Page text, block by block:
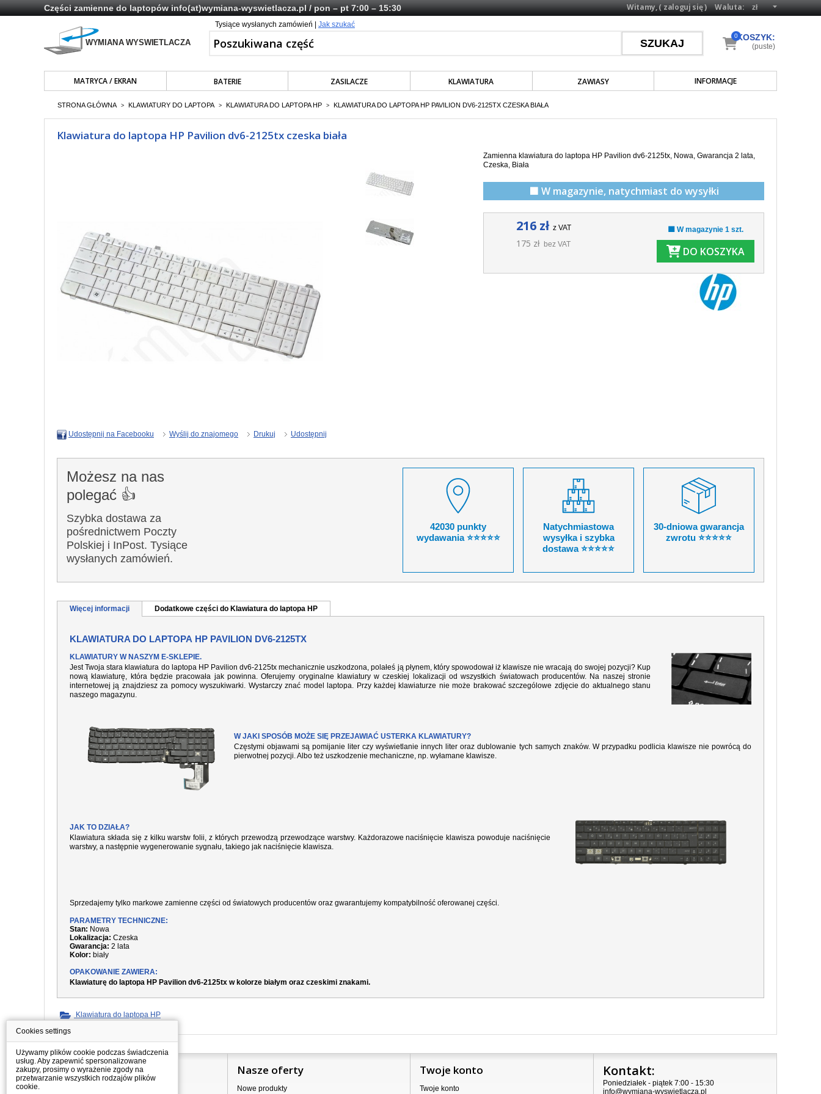
Części zamienne do laptopówinfo(at)wymiana-wyswietlacza.pl/ pon – pt 7:00 – 15:30 Waluta:
Witamy, (zaloguj się)
Tysiące wysłanych zamówień | Jak szukać
MATRYCA / EKRAN BATERIE ZASILACZE KLAWIATURA ZAWIASY INFORMACJE
KOSZYK:
0
(puste)
STRONA GŁÓWNA > KLAWIATURY DO LAPTOPA > KLAWIATURA DO LAPTOPA HP > KLAWIATURA DO LAPTOPA HP PAVILION DV6-2125TX CZESKA BIAŁA
Klawiatura do laptopa HP Pavilion dv6-2125tx czeska biała
Zamienna klawiatura do laptopa HP Pavilion dv6-2125tx, Nowa, Gwarancja 2 lata,
Czeska, Biała
🟩 W magazynie, natychmiast do wysyłki
216 zł z VAT
175 zł bez VAT
🟩 W magazynie 1 szt.
DO KOSZYKA
Udostępnij na Facebooku Wyślij do znajomego Drukuj Udostępnij
Możesz na nas
polegać 👍
Szybka dostawa za
pośrednictwem Poczty
Polskiej i InPost. Tysiące
wysłanych zamówień.
42030 punkty
wydawania ⭐⭐⭐⭐⭐
Natychmiastowa
wysyłka i szybka
dostawa ⭐⭐⭐⭐⭐
30-dniowa gwarancja
zwrotu ⭐⭐⭐⭐⭐
Więcej informacji Dodatkowe części do Klawiatura do laptopa HP
KLAWIATURA DO LAPTOPA HP PAVILION DV6-2125TX
KLAWIATURY W NASZYM E-SKLEPIE.
Jest Twoja stara klawiatura do laptopa HP Pavilion dv6-2125tx mechanicznie uszkodzona, polałeś ją płynem, który spowodował iż klawisze nie wracają do swojej pozycji? Kup
nową klawiaturę, która będzie pracowała jak powinna. Oferujemy oryginalne klawiatury w czeskiej lokalizacji od wszystkich światowach producentów. Na naszej stronie
internetowej ją znajdziesz za pomocy wyszukiwarki. Wystarczy znać model laptopa. Przy każdej klawiaturze nie może brakować szczególowe zdjęcie do aktualnego stanu
naszego magazynu.
W JAKI SPOSÓB MOŻE SIĘ PRZEJAWIAĆ USTERKA KLAWIATURY?
Częstymi objawami są pomijanie liter czy wyświetlanie innych liter oraz dublowanie tych samych znaków. W przypadku podlicia klawisze nie powrócą do
pierwotnej pozycji. Albo też uszkodzenie mechaniczne, np. wyłamane klawisze.
JAK TO DZIAŁA?
Klawiatura składa się z kilku warstw folii, z których przewodzą przewodzące warstwy. Każdorazowe naciśnięcie klawisza powoduje naciśnięcie
warstwy, a następnie wygenerowanie sygnału, takiego jak naciśnięcie klawisza.
Sprzedajemy tylko markowe zamienne części od światowych producentów oraz gwarantujemy kompatybilność oferowanej części.
PARAMETRY TECHNICZNE:
Stan: Nowa
Lokalizacja: Czeska
Gwarancja: 2 lata
Kolor: biały
OPAKOWANIE ZAWIERA:
Klawiaturę do laptopa HP Pavilion dv6-2125tx w kolorze białym oraz czeskimi znakami.
Klawiatura do laptopa HP
Informacje Nasze oferty
Nowe produkty
Twoje konto
Twoje konto
Kontakt:
Poniedziałek - piątek 7:00 - 15:30
info@wymiana-wyswietlacza.pl
Cookies settings
Używamy plików cookie podczas świadczenia
usług. Aby zapewnić spersonalizowane
zakupy, prosimy o wyrażenie zgody na
przetwarzanie wszystkich rodzajów plików
cookie.